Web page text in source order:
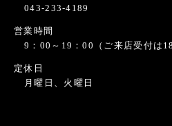
043-233-4189
営業時間
9：00～19：00（ご来店受付は
定休日
月曜日、火曜日